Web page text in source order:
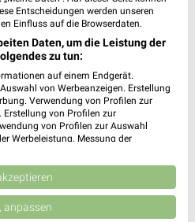
Kempten (Allgäu)
Aug.
Entscheidungen werden unseren
Einfluss auf die Browserdaten.
Daten, um die Leistung der
zu tun:
auf einem Endgerät.
von Werbeanzeigen. Erstellung
Verwendung von Profilen zur
Erstellung von Profilen zur
von Profilen zur Auswahl
Werbeleistung. Messung der
Quellen. Entwicklung und
reduzierter Daten zur Auswahl
Union weitergegeben und in die
anpassen